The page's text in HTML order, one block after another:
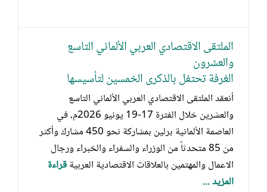
الملتقى الاقتصادي العربي الألماني التاسع
والعشرون
الغرفة تحتفل بالذكرى الخمسين لتأسيسها
أنعقد الملتقى الاقتصادي العربي الألماني التاسع
والعشرين خلال الفترة 17-19 يونيو 2026م، في
العاصمة الألمانية برلين بمشاركة نحو 450 مشارك وأكثر
من 85 متحدثاً من الوزراء والسفراء والخبراء ورجال
الاعمال والمهتمين بالعلاقات الاقتصادية العربيةقراءة
المزيد ...